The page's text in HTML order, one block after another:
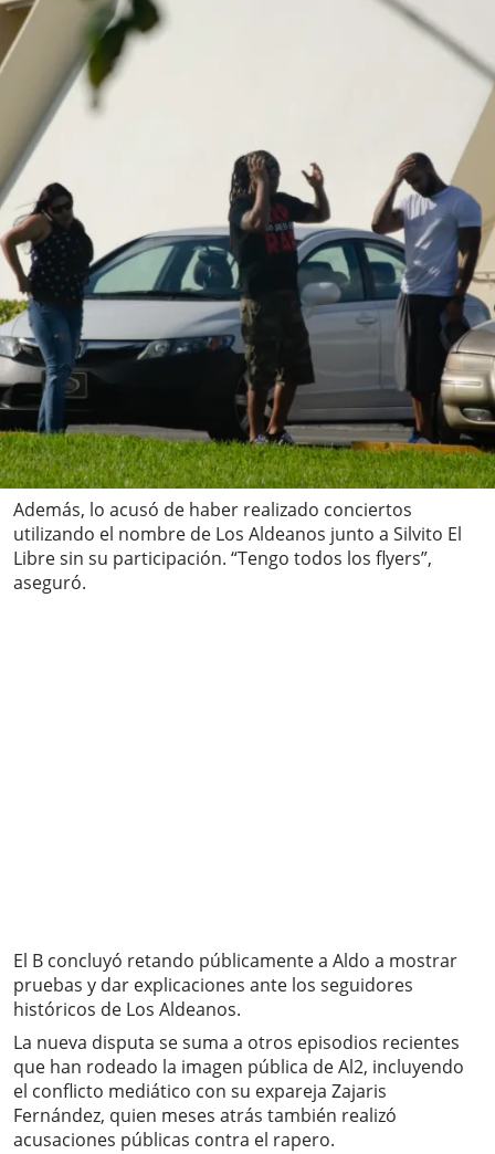
Además, lo acusó de haber realizado conciertos
utilizando el nombre de Los Aldeanos junto a Silvito El
Libre sin su participación. “Tengo todos los flyers”,
aseguró.
El B concluyó retando públicamente a Aldo a mostrar
pruebas y dar explicaciones ante los seguidores
históricos de Los Aldeanos.
La nueva disputa se suma a otros episodios recientes
que han rodeado la imagen pública de Al2, incluyendo
el conflicto mediático con su expareja Zajaris
Fernández, quien meses atrás también realizó
acusaciones públicas contra el rapero.